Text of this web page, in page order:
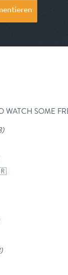
WATCH SOME
)
)